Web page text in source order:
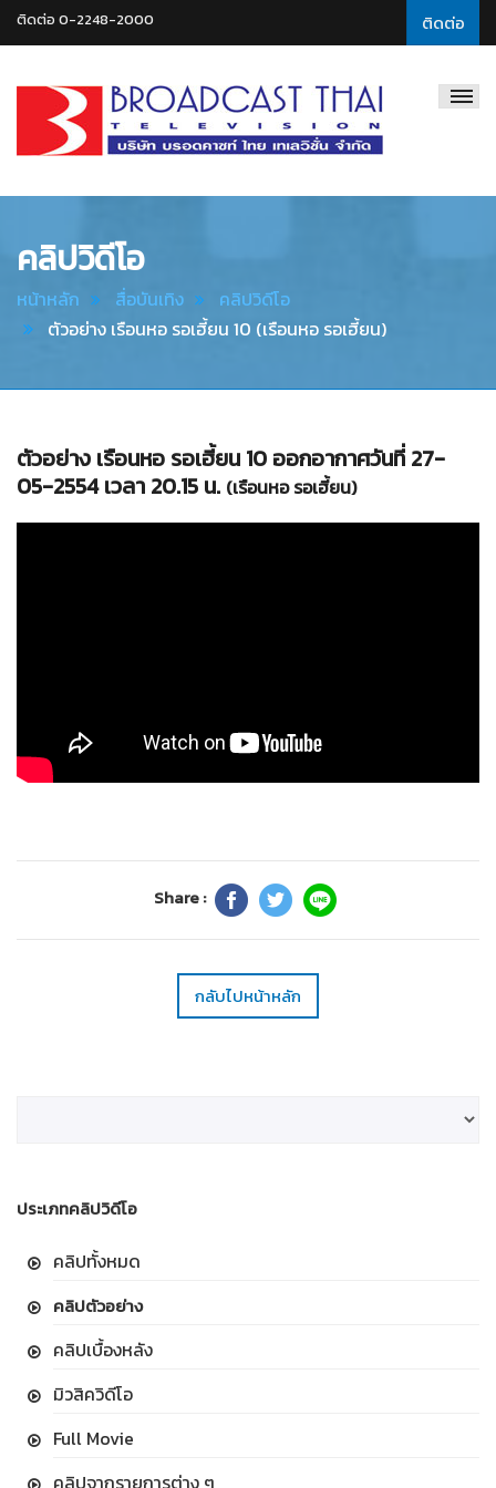
ติดต่อ
ติดต่อ 0-2248-2000
Thai
คลิปวิดีโอ
หน้าหลัก สื่อบันเทิง
คลิปวิดีโอ
ตัวอย่าง เรือนหอ รอเฮี้ยน 10 (เรือนหอ รอเฮี้ยน)
ตัวอย่าง เรือนหอ รอเฮี้ยน 10 ออกอากาศวันที่ 27-
05-2554 เวลา 20.15 น. (เรือนหอ รอเฮี้ยน)
Share :
กลับไปหน้าหลัก
ประเภทคลิปวิดีโอ
คลิปทั้งหมด
คลิปตัวอย่าง
คลิปเบื้องหลัง
มิวสิควิดีโอ
Full Movie
คลิปจากรายการต่าง ๆ